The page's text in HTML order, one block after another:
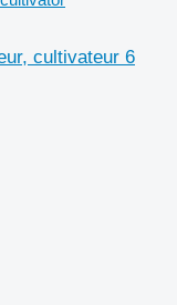
cultivateur 6